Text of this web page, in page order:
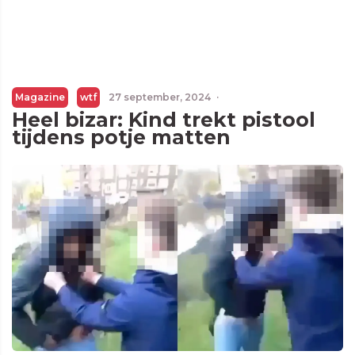
Magazine wtf 27 september, 2024 ·
Heel bizar: Kind trekt pistool
tijdens potje matten